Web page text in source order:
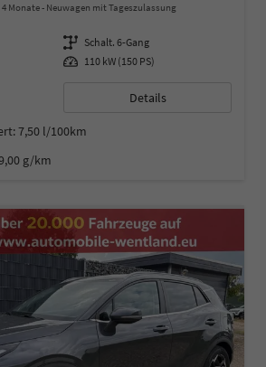
4 Monate Neuwagen mit Tageszulassung
Getriebe Schalt. 6-Gang
Leistung 110 kW (150 PS)
Details
7,50 l/100km
g/km